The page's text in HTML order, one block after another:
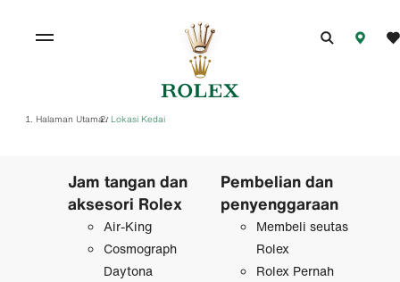
Halaman Utama/ Lokasi Kedai
Jam tangan dan
aksesori Rolex
Air-King
Cosmograph
Daytona
Pembelian dan
penyenggaraan
Membeli seutas
Rolex
Rolex Pernah